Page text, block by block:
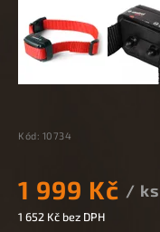
Kód: 10734
1 999 Kč / ks
1 652 Kč bez DPH